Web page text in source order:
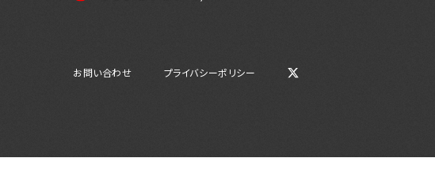
お問い合わせ プライバシーポリシー